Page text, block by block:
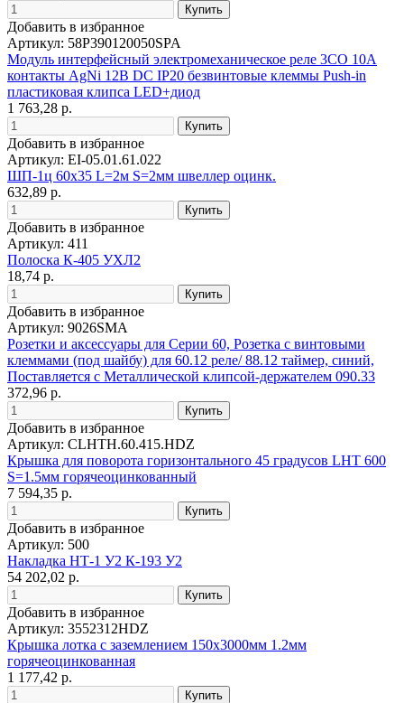
Добавить в избранное
Артикул: 58P390120050SPA
Модуль интерфейсный электромеханическое реле 3CO 10A
контакты AgNi 12В DC IP20 безвинтовые клеммы Push-in
пластиковая клипса LED+диод
1 763,28 р.
Добавить в избранное
Артикул: EI-05.01.61.022
ШП-1ц 60х35 L=2м S=2мм швеллер оцинк.
632,89 р.
Добавить в избранное
Артикул: 411
Полоска К-405 УХЛ2
18,74 р.
Добавить в избранное
Артикул: 9026SMA
Розетки и аксессуары для Серии 60, Розетка с винтовыми
клеммами (под шайбу) для 60.12 реле/ 88.12 таймер, синий,
Поставляется с Металлической клипсой-держателем 090.33
372,96 р.
Добавить в избранное
Артикул: CLHTH.60.415.HDZ
Крышка для поворота горизонтального 45 градусов LHT 600
S=1.5мм горячеоцинкованный
7 594,35 р.
Добавить в избранное
Артикул: 500
Накладка НТ-1 У2 К-193 У2
54 202,02 р.
Добавить в избранное
Артикул: 3552312HDZ
Крышка лотка с заземлением 150х3000мм 1.2мм
горячеоцинкованная
1 177,42 р.